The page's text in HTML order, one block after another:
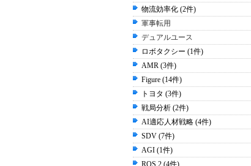
物流効率化 (2件)
軍事転用
デュアルユース
ロボタクシー (1件)
AMR (3件)
Figure (14件)
トヨタ (3件)
戦局分析 (2件)
AI適応人材戦略 (4件)
SDV (7件)
AGI (1件)
ROS 2 (4件)